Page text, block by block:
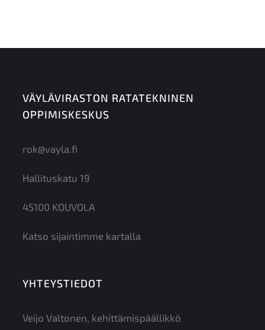
VÄYLÄVIRASTON RATATEKNINEN
OPPIMISKESKUS
rok@vayla.fi
Hallituskatu 19
45100 KOUVOLA
Katso sijaintimme kartalla
YHTEYSTIEDOT
Veijo Valtonen, kehittämispäällikkö